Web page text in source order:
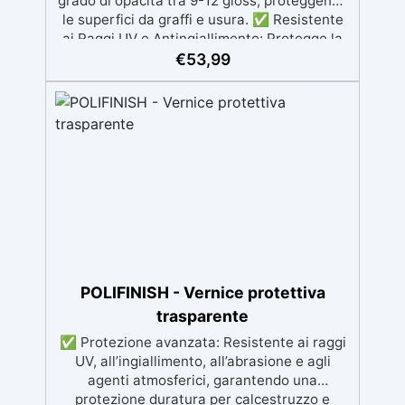
le superfici da graffi e usura. ✅ Resistente
ai Raggi UV e Antingiallimento: Protegge la
resina e il legno dai danni dei raggi UV e
trasparenza nel tempo. ✅ Facile
Applicazione: Viene fornito in formato spray
e si applica facilmente con 2 mani leggere, a
la superficie per una brillantezza aggiuntiva,
utilizzando grana 2000-3000 e EpoxyPolish.
€53,99
POLIFINISH - Vernice protettiva
trasparente
✅ Protezione avanzata: Resistente ai raggi
UV, all’ingiallimento, all’abrasione e agli
agenti atmosferici, garantendo una
protezione duratura per calcestruzzo e